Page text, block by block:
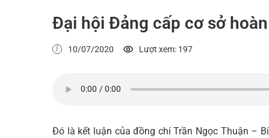
Đại hội Đảng cấp cơ sở
10/07/2020 Lượt xem: 197
Đó là kết luận của đồng chí Trần Ngọc Thuận –